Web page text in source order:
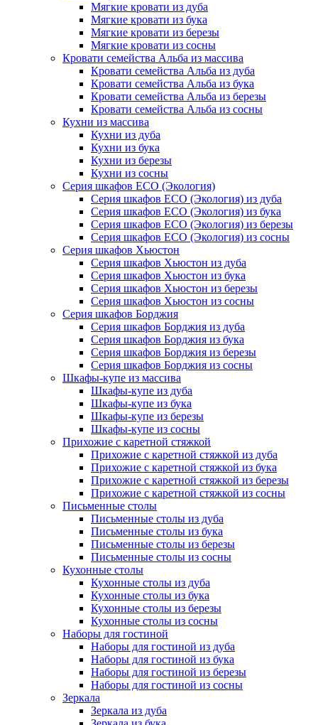
Мягкие кровати из дуба
Мягкие кровати из бука
Мягкие кровати из березы
Мягкие кровати из сосны
Кровати семейства Альба из массива
Кровати семейства Альба из дуба
Кровати семейства Альба из бука
Кровати семейства Альба из березы
Кровати семейства Альба из сосны
Кухни из массива
Кухни из дуба
Кухни из бука
Кухни из березы
Кухни из сосны
Серия шкафов ECO (Экология)
Серия шкафов ECO (Экология) из дуба
Серия шкафов ECO (Экология) из бука
Серия шкафов ECO (Экология) из березы
Серия шкафов ECO (Экология) из сосны
Серия шкафов Хьюстон
Серия шкафов Хьюстон из дуба
Серия шкафов Хьюстон из бука
Серия шкафов Хьюстон из березы
Серия шкафов Хьюстон из сосны
Серия шкафов Борджия
Серия шкафов Борджия из дуба
Серия шкафов Борджия из бука
Серия шкафов Борджия из березы
Серия шкафов Борджия из сосны
Шкафы-купе из массива
Шкафы-купе из дуба
Шкафы-купе из бука
Шкафы-купе из березы
Шкафы-купе из сосны
Прихожие с каретной стяжкой
Прихожие с каретной стяжкой из дуба
Прихожие с каретной стяжкой из бука
Прихожие с каретной стяжкой из березы
Прихожие с каретной стяжкой из сосны
Письменные столы
Письменные столы из дуба
Письменные столы из бука
Письменные столы из березы
Письменные столы из сосны
Кухонные столы
Кухонные столы из дуба
Кухонные столы из бука
Кухонные столы из березы
Кухонные столы из сосны
Наборы для гостиной
Наборы для гостиной из дуба
Наборы для гостиной из бука
Наборы для гостиной из березы
Наборы для гостиной из сосны
Зеркала
Зеркала из дуба